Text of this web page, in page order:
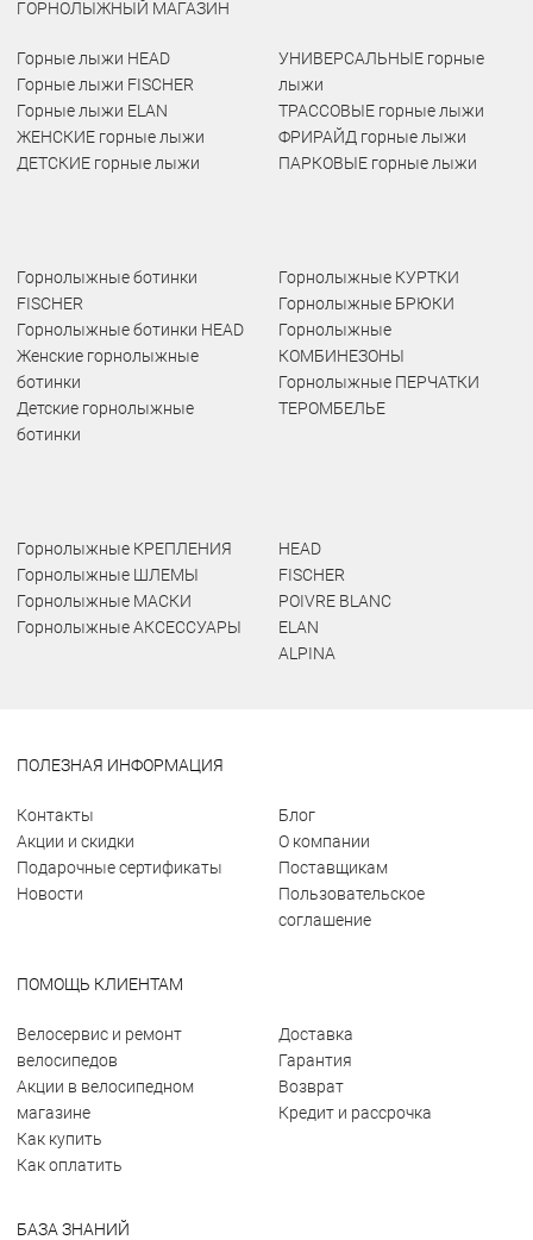
ГОРНОЛЫЖНЫЙ МАГАЗИН
Горные лыжи HEAD
Горные лыжи FISCHER
Горные лыжи ELAN
ЖЕНСКИЕ горные лыжи
ДЕТСКИЕ горные лыжи
УНИВЕРСАЛЬНЫЕ горные
лыжи
ТРАССОВЫЕ горные лыжи
ФРИРАЙД горные лыжи
ПАРКОВЫЕ горные лыжи
Горнолыжные ботинки
FISCHER
Горнолыжные ботинки HEAD
Женские горнолыжные
ботинки
Детские горнолыжные
ботинки
Горнолыжные КУРТКИ
Горнолыжные БРЮКИ
Горнолыжные
КОМБИНЕЗОНЫ
Горнолыжные ПЕРЧАТКИ
ТЕРОМБЕЛЬЕ
Горнолыжные КРЕПЛЕНИЯ
Горнолыжные ШЛЕМЫ
Горнолыжные МАСКИ
Горнолыжные АКСЕССУАРЫ
HEAD
FISCHER
POIVRE BLANC
ELAN
ALPINA
ПОЛЕЗНАЯ ИНФОРМАЦИЯ
Контакты
Акции и скидки
Подарочные сертификаты
Новости
Блог
О компании
Поставщикам
Пользовательское
соглашение
ПОМОЩЬ КЛИЕНТАМ
Велосервис и ремонт
велосипедов
Акции в велосипедном
магазине
Как купить
Как оплатить
Доставка
Гарантия
Возврат
Кредит и рассрочка
БАЗА ЗНАНИЙ